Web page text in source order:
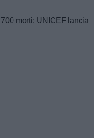
morti: UNICEF lancia